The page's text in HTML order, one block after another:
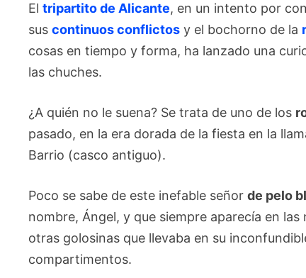
Eltripartito de Alicante, en un intento por
suscontinuos conflictos y el bochorno de la
cosas en tiempo y forma, ha lanzado una
las chuches.
¿A quién no le suena? Se trata de uno de los
pasado, en la era dorada de la fiesta en la
Barrio (casco antiguo).
Poco se sabe de este inefable señorde pelo
nombre, Ángel, y que siempre aparecía en
otras golosinas que llevaba en su
compartimentos.